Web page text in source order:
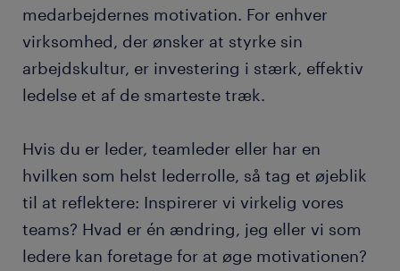
medarbejdernes motivation. For enhver
virksomhed, der ønsker at styrke sin
arbejdskultur, er investering i stærk, effektiv
ledelse et af de smarteste træk.
Hvis du er leder, teamleder eller har en
hvilken som helst lederrolle, så tag et øjeblik
til at reflektere: Inspirerer vi virkelig vores
teams? Hvad er én ændring, jeg eller vi som
ledere kan foretage for at øge motivationen?